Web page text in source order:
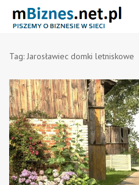
Tag: Jarosławiec domki letniskowe